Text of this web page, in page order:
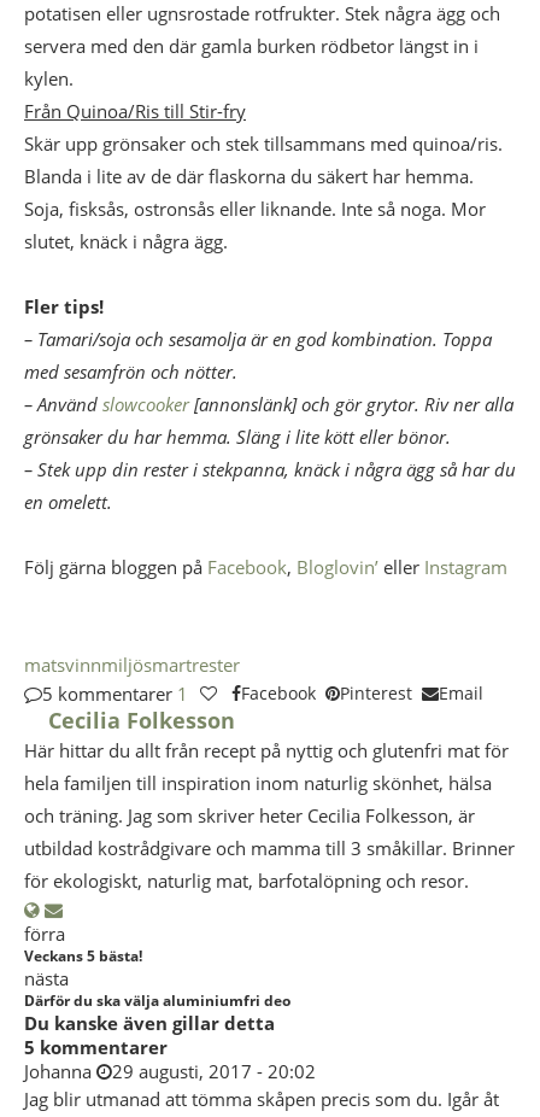
potatisen eller ugnsrostade rotfrukter. Stek några ägg och
servera med den där gamla burken rödbetor längst in i
kylen.
Från Quinoa/Ris till Stir-fry
Skär upp grönsaker och stek tillsammans med quinoa/ris.
Blanda i lite av de där flaskorna du säkert har hemma.
Soja, fisksås, ostronsås eller liknande. Inte så noga. Mor
slutet, knäck i några ägg.
Fler tips!
– Tamari/soja och sesamolja är en god kombination. Toppa
med sesamfrön och nötter.
– Använd slowcooker[annonslänk] och gör grytor. Riv ner alla
grönsaker du har hemma. Släng i lite kött eller bönor.
– Stek upp din rester i stekpanna, knäck i några ägg så har du
en omelett.
Följ gärna bloggen på Facebook, Bloglovin’ eller Instagram
matsvinnmiljösmartrester
5 kommentarer 1 Facebook Pinterest Email
Cecilia Folkesson
Här hittar du allt från recept på nyttig och glutenfri mat för
hela familjen till inspiration inom naturlig skönhet, hälsa
och träning. Jag som skriver heter Cecilia Folkesson, är
utbildad kostrådgivare och mamma till 3 småkillar. Brinner
för ekologiskt, naturlig mat, barfotalöpning och resor.
förra
Veckans 5 bästa!
nästa
Därför du ska välja aluminiumfri deo
Du kanske även gillar detta
5 kommentarer
Johanna
29 augusti, 2017 - 20:02
Jag blir utmanad att tömma skåpen precis som du. Igår åt